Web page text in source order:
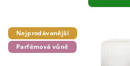
Nejprodávanější
Parfémová vůně